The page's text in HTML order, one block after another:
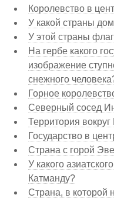
Королевство в
У какой страны
У этой страны
На гербе какого
изображение
снежного
Горное
Северный сосед
Территория
Государство в
Страна с горой
У какого
Катманду?
Страна, в которой